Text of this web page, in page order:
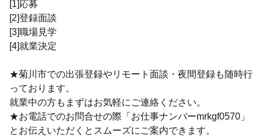
[1]応募
[2]登録面談
[3]職場見学
[4]就業決定
★菊川市での出張登録やリモート面談・夜間登録も随時行
っております。
就業中の方もまずはお気軽にご連絡ください。
★お電話でのお問合せの際「お仕事ナンバーmrkgf0570」
とお伝えいただくとスムーズにご案内できます。